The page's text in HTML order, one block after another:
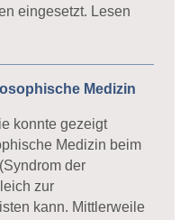
eingesetzt. Lesen
Medizin
konnte gezeigt
Medizin beim
der
zur
kann. Mittlerweile